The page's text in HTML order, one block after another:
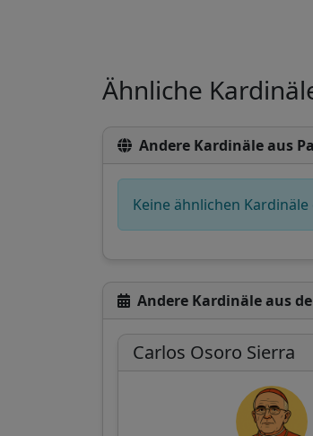
Ähnliche
Andere Kardinäle aus
Keine ähnlichen
Andere Kardinäle aus
Carlos Osoro Sierra